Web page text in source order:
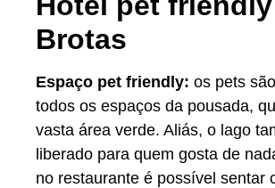
Brotas
Espaço pet friendly: os pets
todos os espaços da pousada,
vasta área verde. Aliás, o lago
liberado para quem gosta de
no restaurante é possível sentar